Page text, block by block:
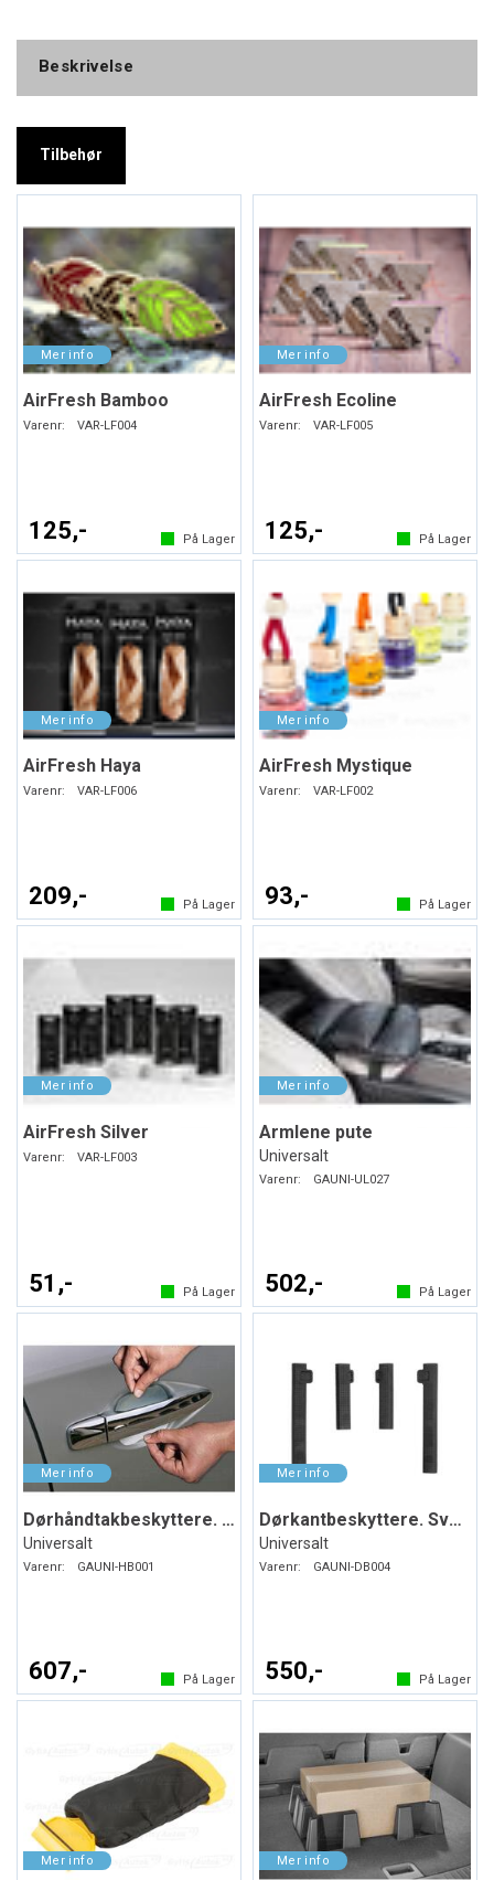
Beskrivelse
Tilbehør
AirFresh Bamboo
Varenr: VAR-LF004
125,- På Lager
AirFresh Ecoline
Varenr: VAR-LF005
125,- På Lager
AirFresh Haya
Varenr: VAR-LF006
209,- På Lager
AirFresh Mystique
Varenr: VAR-LF002
93,- På Lager
AirFresh Silver
Varenr: VAR-LF003
51,- På Lager
Armlene pute
Universalt
Varenr: GAUNI-UL027
502,- På Lager
Dørhåndtakbeskyttere. Folie. PPF
Universalt
Varenr: GAUNI-HB001
607,- På Lager
Dørkantbeskyttere. Svart. Myk plast
Universalt
Varenr: GAUNI-DB004
550,- På Lager